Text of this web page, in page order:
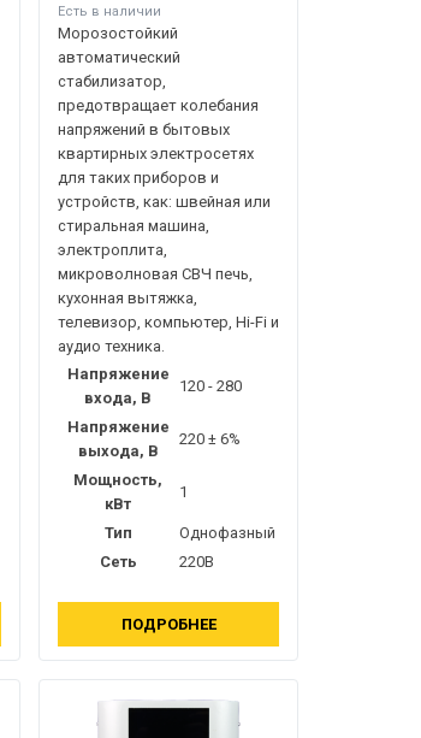
Есть в наличии
Морозостойкий
автоматический
стабилизатор,
предотвращает колебания
напряжений в бытовых
квартирных электросетях
для таких приборов и
устройств, как: швейная или
стиральная машина,
электроплита,
микроволновая СВЧ печь,
кухонная вытяжка,
телевизор, компьютер, Hi-Fi и
аудио техника.
Напряжение
входа, В
120 - 280
Напряжение
выхода, В
220 ± 6%
Мощность,
кВт
1
Тип
Однофазный
Сеть
220В
ПОДРОБНЕЕ